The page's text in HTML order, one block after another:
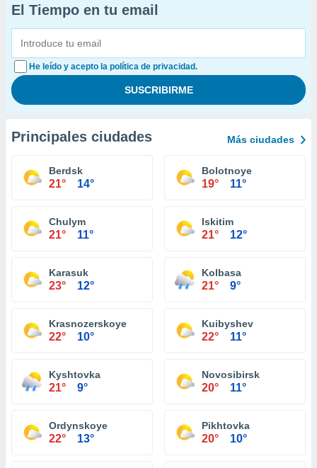
El Tiempo en tu email
He leído y acepto la política de privacidad.
Principales ciudades Más ciudades
Berdsk
21° 14°
Bolotnoye
19° 11°
Chulym
21° 11°
Iskitim
21° 12°
Karasuk
23° 12°
Kolbasa
21° 9°
Krasnozerskoye
22° 10°
Kuibyshev
22° 11°
Kyshtovka
21° 9°
Novosibirsk
20° 11°
Ordynskoye
22° 13°
Pikhtovka
20° 10°